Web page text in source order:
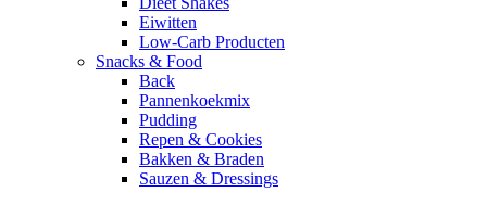
Eiwitten
Low-Carb Producten
Snacks & Food
Back
Pannenkoekmix
Pudding
Repen & Cookies
Bakken & Braden
Sauzen & Dressings